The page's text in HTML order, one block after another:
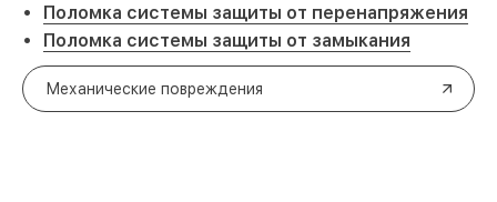
Поломка системы защиты от перенапряжения
Поломка системы защиты от замыкания
Механические повреждения